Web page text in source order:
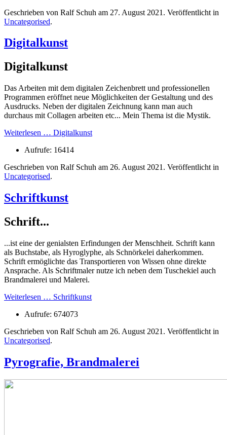
Geschrieben von Ralf Schuh am 27. August 2021 . Veröffentlicht in
Uncategorised.
Digitalkunst
Digitalkunst
Das Arbeiten mit dem digitalen Zeichenbrett und professionellen
Programmen eröffnet neue Möglichkeiten der Gestaltung und des
Ausdrucks. Neben der digitalen Zeichnung kann man auch
durchaus mit Collagen arbeiten etc... Mein Thema ist die Mystik.
Weiterlesen … Digitalkunst
Aufrufe: 16414
Geschrieben von Ralf Schuh am 26. August 2021 . Veröffentlicht in
Uncategorised.
Schriftkunst
Schrift...
...ist eine der genialsten Erfindungen der Menschheit. Schrift kann
als Buchstabe, als Hyroglyphe, als Schnörkelei daherkommen.
Schrift ermöglichte das Transportieren von Wissen ohne direkte
Ansprache. Als Schriftmaler nutze ich neben dem Tuschekiel auch
Brandmalerei und Malerei.
Weiterlesen … Schriftkunst
Aufrufe: 674073
Geschrieben von Ralf Schuh am 26. August 2021 . Veröffentlicht in
Uncategorised.
Pyrografie, Brandmalerei